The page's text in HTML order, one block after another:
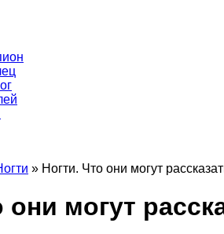
» Ногти. Что они могут
они могут